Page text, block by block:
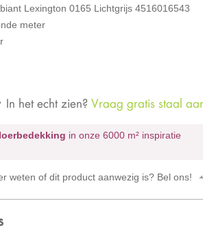
Lexington 0165 Lichtgrijs 4516016543
meter
In het echt zien? Vraag gratis staal
in onze 6000 m² inspiratie
weten of dit product aanwezig is? Bel ons!